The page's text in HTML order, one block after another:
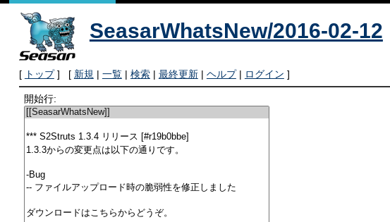
SeasarWhatsNew/2016-02-12
[ トップ] [ 新規 | 一覧| 検索| 最終更新| ヘルプ| ログイン ]
開始行: